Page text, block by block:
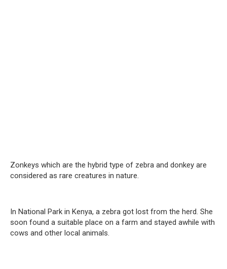
Zonkeys which are the hybrid type of zebra and donkey are
considered as rare creatures in nature.
In National Park in Kenya, a zebra got lost from the herd. She
soon found a suitable place on a farm and stayed awhile with
cows and other local animals.